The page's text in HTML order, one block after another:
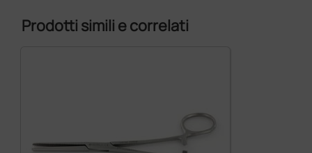
Prodotti simili e correlati